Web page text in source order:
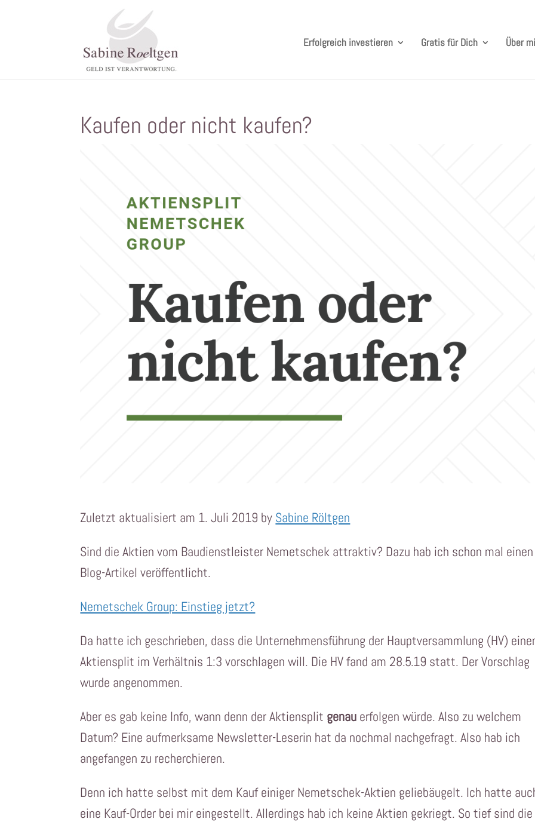
Erfolgreich investieren Gratis für Dich Über
Kaufen oder nicht kaufen?
Zuletzt aktualisiert am 1. Juli 2019 by Sabine Röltgen
Sind die Aktien vom Baudienstleister Nemetschek attraktiv? Dazu hab ich schon mal einen
Blog-Artikel veröffentlicht.
Nemetschek Group: Einstieg jetzt?
Da hatte ich geschrieben, dass die Unternehmensführung der Hauptversammlung (HV)
Aktiensplit im Verhältnis 1:3 vorschlagen will. Die HV fand am 28.5.19 statt. Der Vorschlag
wurde angenommen.
Aber es gab keine Info, wann denn der Aktiensplit genau erfolgen würde. Also zu welchem
Datum? Eine aufmerksame Newsletter-Leserin hat da nochmal nachgefragt. Also hab ich
angefangen zu recherchieren.
Denn ich hatte selbst mit dem Kauf einiger Nemetschek-Aktien geliebäugelt. Ich hatte
eine Kauf-Order bei mir eingestellt. Allerdings hab ich keine Aktien gekriegt. So tief sind die